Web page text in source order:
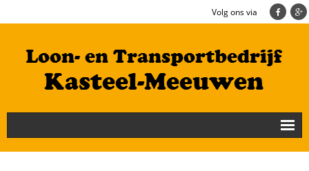
Volg ons via
Nieuws